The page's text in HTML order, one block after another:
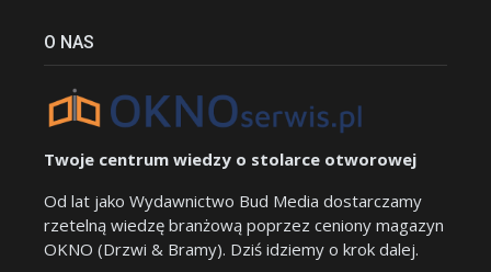
O NAS
Twoje centrum wiedzy o stolarce otworowej
Od lat jako Wydawnictwo Bud Media dostarczamy
rzetelną wiedzę branżową poprzez ceniony magazyn
OKNO (Drzwi & Bramy). Dziś idziemy o krok dalej.